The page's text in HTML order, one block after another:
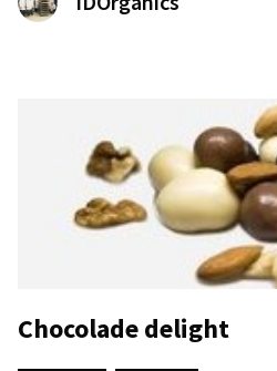
Chocolade delight